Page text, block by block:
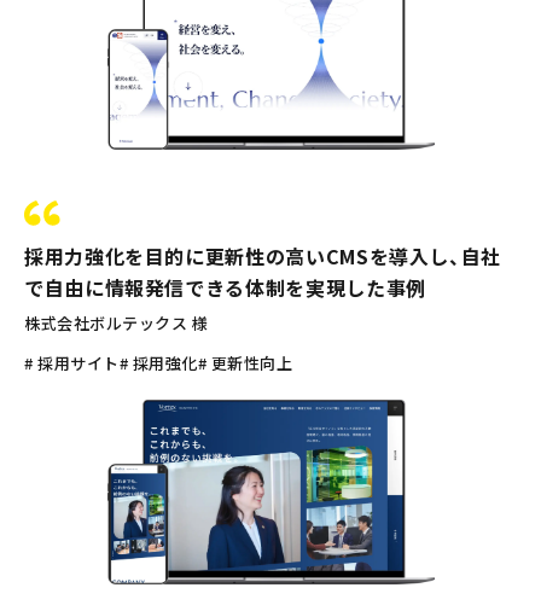
採用力強化を目的に更新性の高いCMSを導入し、自社
で自由に情報発信できる体制を実現した事例
株式会社ボルテックス 様
# 採用サイト# 採用強化# 更新性向上